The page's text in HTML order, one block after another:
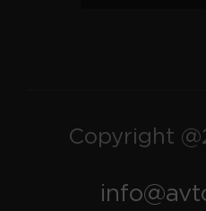
Copyright